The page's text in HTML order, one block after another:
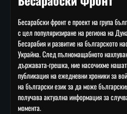
Бесарабски фронт е проект на група
с цел популяризиране на региона на
Бесарабия и развитие на българското
Украйна. След пълномащабното
държавата-грешка, ние насочихме
публикация на ежедневни хроники за
на български език за да може
получава актуална информация за
момента.